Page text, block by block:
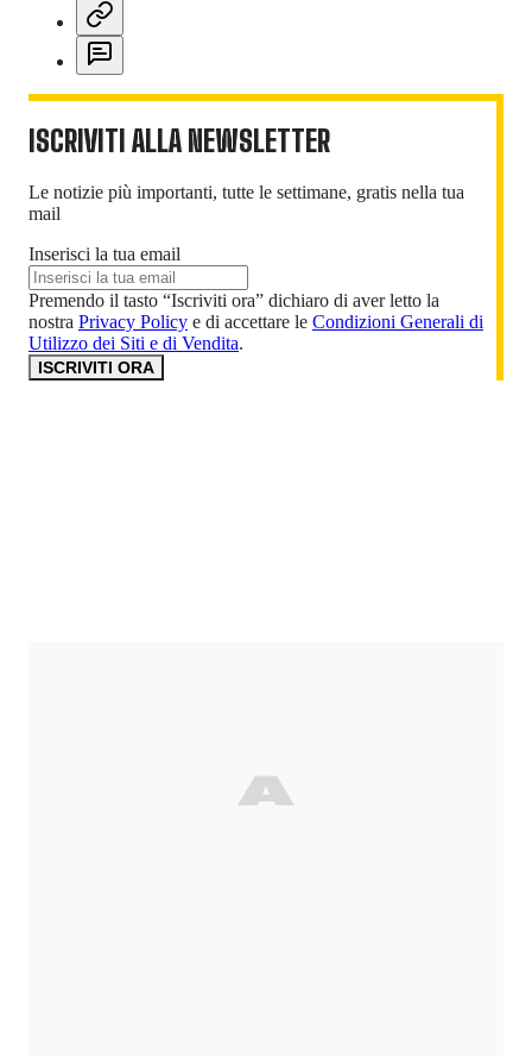
ISCRIVITI ALLA NEWSLETTER
Le notizie più importanti, tutte le settimane, gratis nella tua
mail
Inserisci la tua email
Premendo il tasto “Iscriviti ora” dichiaro di aver letto la
nostra Privacy Policy e di accettare le Condizioni Generali di
Utilizzo dei Siti e di Vendita.
ISCRIVITI ORA